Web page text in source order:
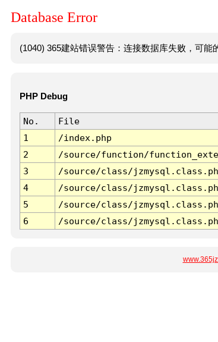
Database Error
(1040) 365建站错误警告：连接数据库失败，可能
PHP Debug
No. File
1
/index.php
2
/source/function/
3
/source/class/
4
/source/class/
5
/source/class/
6
/source/class/